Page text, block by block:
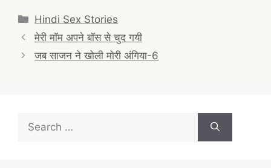
Categories
Hindi Sex Stories
Post
navigation
मेरी मॉम अपने बॉस से चुद गयी
जब साजन ने खोली मोरी अंगिया-6
for: